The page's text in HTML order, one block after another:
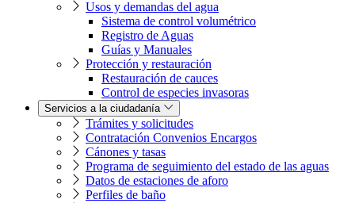
Usos y demandas del agua
Sistema de control volumétrico
Registro de Aguas
Guías y Manuales
Protección y restauración
Restauración de cauces
Control de especies invasoras
Servicios a la ciudadanía
Trámites y solicitudes
Contratación Convenios Encargos
Cánones y tasas
Programa de seguimiento del estado de las aguas
Datos de estaciones de aforo
Perfiles de baño